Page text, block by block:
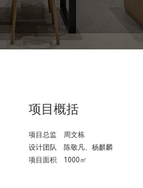
项目概括
项目总监 周文栋
设计团队
陈敬凡、杨麒麟
项目面积
1000㎡